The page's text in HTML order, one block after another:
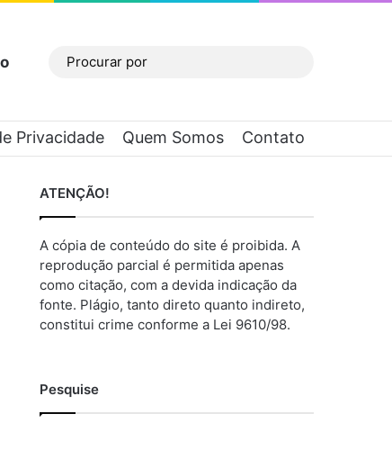
Barra Lateral
Privacidade Quem Somos Contato
ATENÇÃO!
A cópia de conteúdo do site é proibida. A
reprodução parcial é permitida apenas
como citação, com a devida indicação da
fonte. Plágio, tanto direto quanto indireto,
constitui crime conforme a Lei 9610/98.
Pesquise